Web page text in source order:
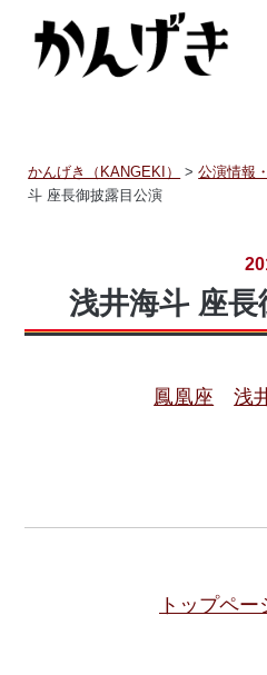
かんげき（KANGEKI） >公演情報
斗 座長御披露目公演
浅井海斗 座
鳳凰座 浅
トップペー